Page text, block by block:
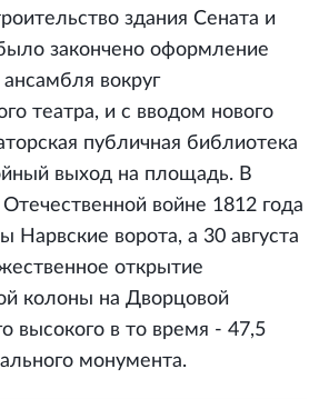
здания Сената и
закончено оформление
вокруг
театра, и с вводом нового
публичная библиотека
выход на площадь. В
войне 1812 года
Нарвские ворота, а 30 августа
открытие
колоны на Дворцовой
высокого в то время - 47,5
монумента.